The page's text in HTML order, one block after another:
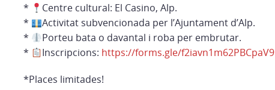
*
Centre cultural: El Casino, Alp.
*
Activitat subvencionada per l’Ajuntament d’Alp.
*
Porteu bata o davantal i roba per embrutar.
*
Inscripcions: https://forms.gle/f2iavn1m62PBCpaV9
*Places limitades!